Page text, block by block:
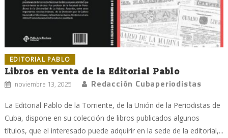
EDITORIAL PABLO
Libros en venta de la Editorial Pablo
noviembre 13, 2025 Redacción Cubaperiodistas
La Editorial Pablo de la Torriente, de la Unión de la Periodistas de
Cuba, dispone en su colección de libros publicados algunos
títulos, que el interesado puede adquirir en la sede de la editorial,...